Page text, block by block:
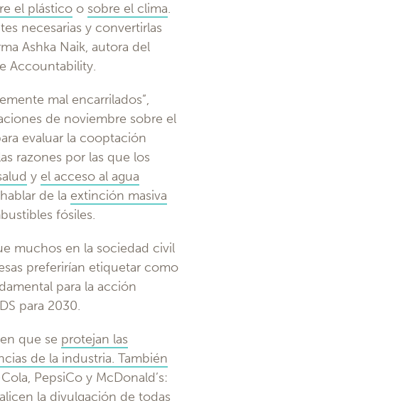
el plástico o sobre el clima.
necesarias y convertirlas
Ashka Naik, autora del
Accountability.
mal encarrilados”,
de noviembre sobre el
evaluar la cooptación
razones por las que los
y el acceso al agua
de la extinción masiva
fósiles.
muchos en la sociedad civil
preferirían etiquetar como
para la acción
para 2030.
que se protejan las
de la industria. También
PepsiCo y McDonald’s:
la divulgación de todas